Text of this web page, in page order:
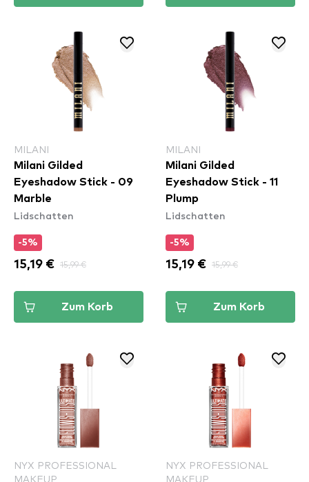
MILANI
Milani Gilded
Eyeshadow Stick - 09
Marble
Lidschatten
-5%
15,19 € 15,99 €
Zum Korb
MILANI
Milani Gilded
Eyeshadow Stick - 11
Plump
Lidschatten
-5%
15,19 € 15,99 €
Zum Korb
NYX PROFESSIONAL
MAKEUP
NYX PROFESSIONAL
MAKEUP